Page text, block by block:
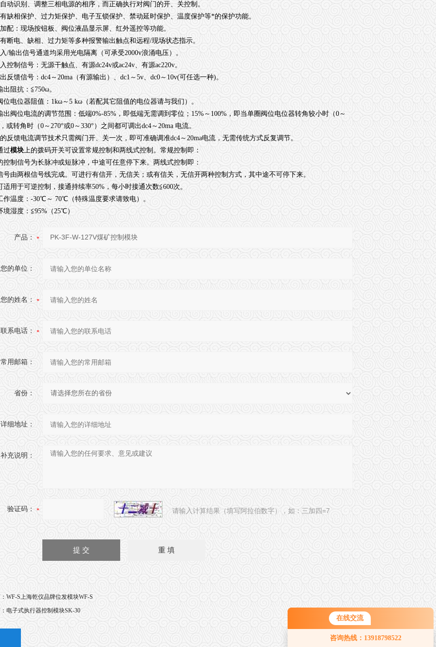
在线交流
咨询热线：13918798522
动识别、调整三相电源的相序，而正确执行对阀门的开、关控制。
缺相保护、过力矩保护、电子互锁保护、禁动延时保护、温度保护等*的保护功能。
配：现场按钮板、阀位液晶显示屏、红外遥控等功能。
断电、缺相、过力矩等多种报警输出触点和远程/现场状态指示。
/输出信号通道均采用光电隔离（可承受2000v浪涌电压）。
控制信号：无源干触点、有源dc24v或ac24v、有源ac220v。
反馈信号：dc4～20ma（有源输出）、dc1～5v、dc0～10v(可任选一种)。
出阻抗：≦750ω。
位电位器阻值：1kω～5 kω（若配其它阻值的电位器请与我们）。
出阀位电流的调节范围：低端0%-85%，即低端无需调到零位；15%～100%，即当单圈阀位电位器转角较小时（0～
或转角时（0～270°或0～330°）之间都可调出dc4～20ma 电流。
反馈电流调节技术只需阀门开、关一次，即可准确调准dc4～20ma电流，无需传统方式反复调节。
过模块上的拨码开关可设置常规控制和两线式控制。常规控制即：
控制信号为长脉冲或短脉冲，中途可任意停下来。两线式控制即：
号由两根信号线完成。可进行有信开，无信关；或有信关，无信开两种控制方式，其中途不可停下来。
适用于可逆控制，接通持续率50%，每小时接通次数≦600次。
作温度：-30℃～ 70℃（特殊温度要求请致电）。
境湿度：≦95%（25℃）
产品：
您的单位：
您的姓名：
联系电话：
常用邮箱：
省份：
详细地址：
补充说明：
验证码： 请输入计算结果（填写阿拉伯数字），如：三加四=7
WF-S上海乾仪品牌位发模块WF-S
电子式执行器控制模块SK-30